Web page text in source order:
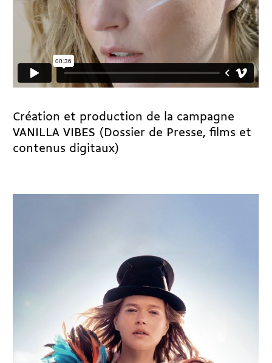
Création et production de la campagne
VANILLA VIBES (Dossier de Presse, films et
contenus digitaux)